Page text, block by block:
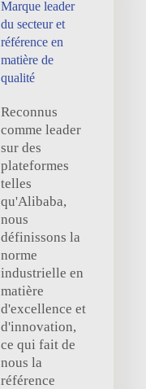
Marque leader
du secteur et
référence en
matière de
qualité
Reconnus
comme leader
sur des
plateformes
telles
qu'Alibaba,
nous
définissons la
norme
industrielle en
matière
d'excellence et
d'innovation,
ce qui fait de
nous la
référence